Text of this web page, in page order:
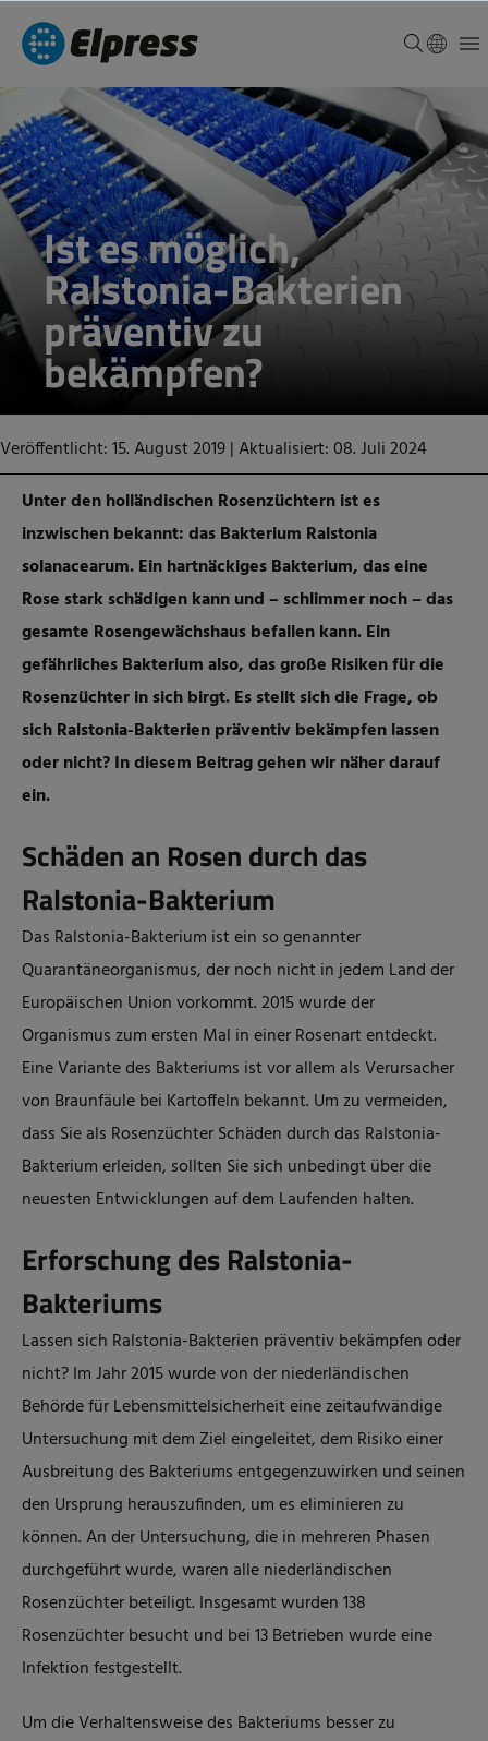
Ist es möglich,
Ralstonia-Bakterien
präventiv zu
bekämpfen?
Veröffentlicht: 15. August 2019|Aktualisiert: 08. Juli 2024
Unter den holländischen Rosenzüchtern ist es
inzwischen bekannt: das Bakterium Ralstonia
solanacearum. Ein hartnäckiges Bakterium, das eine
Rose stark schädigen kann und – schlimmer noch – das
gesamte Rosengewächshaus befallen kann. Ein
gefährliches Bakterium also, das große Risiken für die
Rosenzüchter in sich birgt. Es stellt sich die Frage, ob
sich Ralstonia-Bakterien präventiv bekämpfen lassen
oder nicht? In diesem Beitrag gehen wir näher darauf
ein.
Schäden an Rosen durch das
Ralstonia-Bakterium
Das Ralstonia-Bakterium ist ein so genannter
Quarantäneorganismus, der noch nicht in jedem Land der
Europäischen Union vorkommt. 2015 wurde der
Organismus zum ersten Mal in einer Rosenart entdeckt.
Eine Variante des Bakteriums ist vor allem als Verursacher
von Braunfäule bei Kartoffeln bekannt. Um zu vermeiden,
dass Sie als Rosenzüchter Schäden durch das Ralstonia-
Bakterium erleiden, sollten Sie sich unbedingt über die
neuesten Entwicklungen auf dem Laufenden halten.
Erforschung des Ralstonia-
Bakteriums
Lassen sich Ralstonia-Bakterien präventiv bekämpfen oder
nicht? Im Jahr 2015 wurde von der niederländischen
Behörde für Lebensmittelsicherheit eine zeitaufwändige
Untersuchung mit dem Ziel eingeleitet, dem Risiko einer
Ausbreitung des Bakteriums entgegenzuwirken und seinen
den Ursprung herauszufinden, um es eliminieren zu
können. An der Untersuchung, die in mehreren Phasen
durchgeführt wurde, waren alle niederländischen
Rosenzüchter beteiligt. Insgesamt wurden 138
Rosenzüchter besucht und bei 13 Betrieben wurde eine
Infektion festgestellt.
Um die Verhaltensweise des Bakteriums besser zu